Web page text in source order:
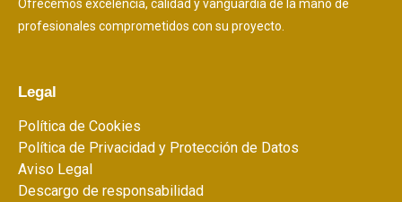
Ofrecemos excelencia, calidad y vanguardia de la mano de
profesionales comprometidos con su proyecto.
Legal
Política de Cookies
Política de Privacidad y Protección de Datos
Aviso Legal
Descargo de responsabilidad